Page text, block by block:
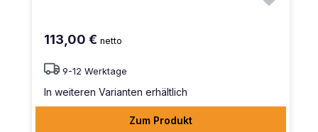
113,00 € netto
9-12 Werktage
In weiteren Varianten erhältlich
Zum Produkt